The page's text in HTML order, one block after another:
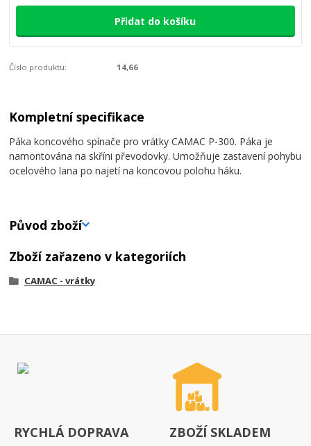
Přidat do košíku
Číslo produktu: 14,66
Kompletní specifikace
Páka koncového spínače pro vrátky CAMAC P-300. Páka je
namontována na skříni převodovky. Umožňuje zastavení pohybu
ocelového lana po najetí na koncovou polohu háku.
Původ zboží
Zboží zařazeno v kategoriích
CAMAC - vrátky
RYCHLÁ DOPRAVA ZBOŽÍ SKLADEM